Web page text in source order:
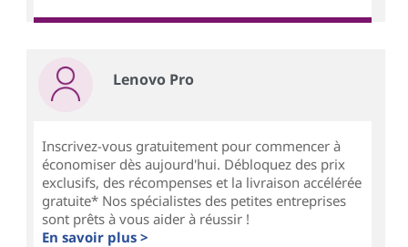
Lenovo Pro
Inscrivez-vous gratuitement pour commencer à
économiser dès aujourd'hui. Débloquez des prix
exclusifs, des récompenses et la livraison accélérée
gratuite* Nos spécialistes des petites entreprises
sont prêts à vous aider à réussir !
En savoir plus >